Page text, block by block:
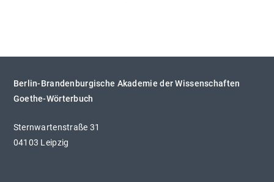
Berlin-Brandenburgische Akademie der Wissenschaften
Goethe-Wörterbuch
Sternwartenstraße 31
04103 Leipzig